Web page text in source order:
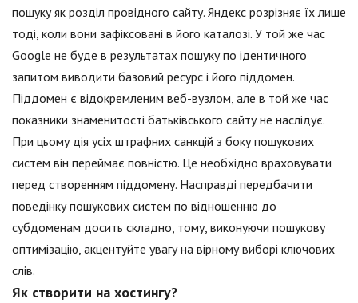
пошуку як розділ провідного сайту. Яндекс розрізняє їх лише
тоді, коли вони зафіксовані в його каталозі. У той же час
Google не буде в результатах пошуку по ідентичного
запитом виводити базовий ресурс і його піддомен.
Піддомен є відокремленим веб-вузлом, але в той же час
показники знаменитості батьківського сайту не наслідує.
При цьому дія усіх штрафних санкцій з боку пошукових
систем він переймає повністю. Це необхідно враховувати
перед створенням піддомену. Насправді передбачити
поведінку пошукових систем по відношенню до
субдоменам досить складно, тому, виконуючи пошукову
оптимізацію, акцентуйте увагу на вірному виборі ключових
слів.
Як створити на хостингу?